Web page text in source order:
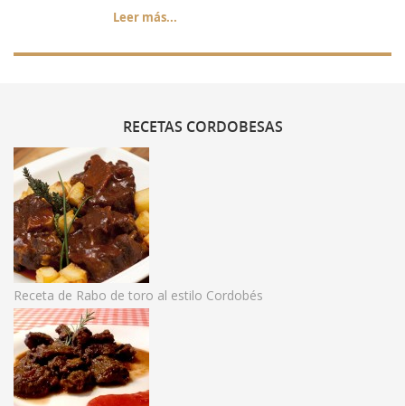
Leer más...
RECETAS CORDOBESAS
Receta de Rabo de toro al estilo Cordobés